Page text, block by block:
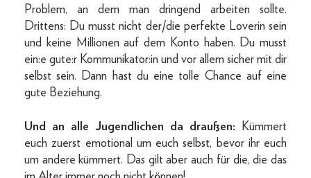
Problem, an dem man dringend arbeiten sollte.
Drittens: Du musst nicht der/die perfekte Loverin sein
und keine Millionen auf dem Konto haben. Du musst
ein:e gute:r Kommunikator:in und vor allem sicher mit dir
selbst sein. Dann hast du eine tolle Chance auf eine
gute Beziehung.
Und an alle Jugendlichen da draußen:
Kümmert
euch zuerst emotional um euch selbst, bevor ihr euch
um andere kümmert. Das gilt aber auch für die, die das